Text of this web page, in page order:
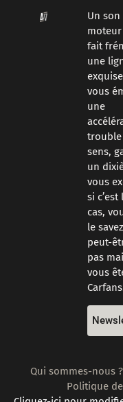
Un son
fait
une
exquise
vous
une
trouble
sens,
un
vous
si c’est
cas,
le savez
peut-
pas
vous
Qui sommes-nous
Politique